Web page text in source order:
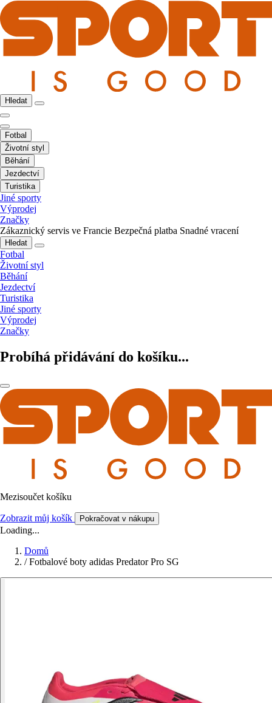
Hledat
Fotbal
Životní styl
Běhání
Jezdectví
Turistika
Jiné sporty
Výprodej
Značky
Zákaznický servis ve Francie Bezpečná platba Snadné vracení
Hledat
Fotbal
Životní styl
Běhání
Jezdectví
Turistika
Jiné sporty
Výprodej
Značky
Probíhá přidávání do košíku...
Mezisoučet košíku
Zobrazit můj košík Pokračovat v nákupu
Loading...
Domů
/ Fotbalové boty adidas Predator Pro SG